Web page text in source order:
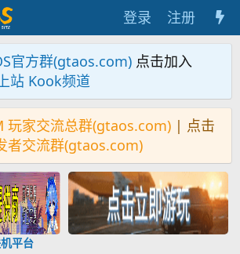
登录 注册
官方群(gtaos.com) 点击加入
站 Kook频道
玩家交流总群(gtaos.com) | 点击
者交流群(gtaos.com)
平台